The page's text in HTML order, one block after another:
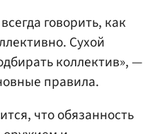
говорить, как
Сухой
коллектив», —
правила.
что обязанность